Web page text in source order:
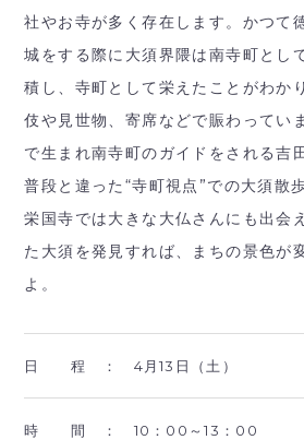
社やお寺が多く存在します。かつて
城をする際に大須界隈は南寺町とし
積し、寺町として栄えたことがわか
伎や見世物、寄席などで賑わってい
で生まれ南寺町のガイドをされる吉
普段と違った“寺町視点”での大須散
栄国寺では大きな大仏さんにも出会
た大須を発見すれば、まちの景色が
よ。
日 程 ： 4月13日（土）
時 間 ： 10：00～13：00